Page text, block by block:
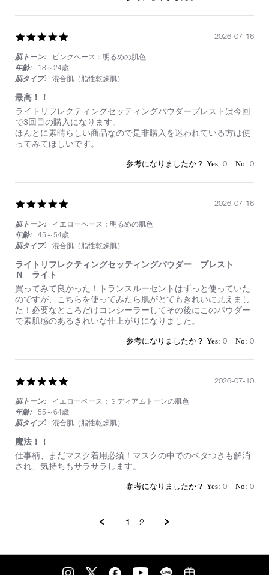
2026
ラ
rating
肌トーン:
ピンクベース：明るめの肌色
年齢:
18～24歳
肌タイプ:
混合肌（脂性乾燥肌）
最高！！
Review
by
on
16
Jul
review
stating
最
高！！
ライトリフレクティングセッティングパウダープレストは今回
で3回目の購入になります。
ほんとに素晴らしい商品なので是非購入を迷われている方は使
ってみてほしいです。
2026-07-16
0 0
rating
肌トーン:
イエローベース：明るめの肌色
年齢:
45～54歳
肌タイプ:
混合肌（脂性乾燥肌）
ライトリフレクティングセッティングパウダー プレスト
Ｎ ライト
Review
by
on
16
Jul
review
stating
ラ
イ
ト
レ
テ
ン
グ
セ
テ
ィ
ン
グ
ト
買ってみて良かった！トランスルーセントはずっと使っていた
のですが、こちらを使ってみたら肌がとてもきれいに見えまし
た！必要なところだけコンシーラーしてその後にこのパウダー
で素肌感のあるきれいな仕上がりになりました。
2026-07-16
0 0
rating
肌トーン:
イエローベース：ミディアムトーンの肌色
年齢:
55～64歳
肌タイプ:
混合肌（脂性乾燥肌）
魔法！！
Review
by
review
stating
仕事柄、まだマスク着用必須！マスクの中でのベタつきも解消
され、気持ちもサラサラします。
2026-07-10
0 0
1 2